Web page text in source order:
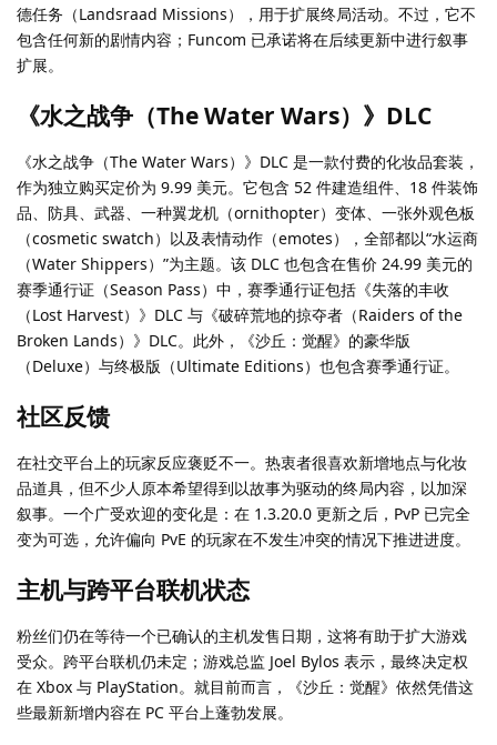
德任务（Landsraad Missions），用于扩展终局活动。不过，它不
包含任何新的剧情内容；Funcom 已承诺将在后续更新中进行叙事
扩展。
《水之战争（The Water Wars）》DLC
《水之战争（The Water Wars）》DLC 是一款付费的化妆品套装，
作为独立购买定价为 9.99 美元。它包含 52 件建造组件、18 件装饰
品、防具、武器、一种翼龙机（ornithopter）变体、一张外观色板
（cosmetic swatch）以及表情动作（emotes），全部都以“水运商
（Water Shippers）”为主题。该 DLC 也包含在售价 24.99 美元的
赛季通行证（Season Pass）中，赛季通行证包括《失落的丰收
（Lost Harvest）》DLC 与《破碎荒地的掠夺者（Raiders of the
Broken Lands）》DLC。此外，《沙丘：觉醒》的豪华版
（Deluxe）与终极版（Ultimate Editions）也包含赛季通行证。
社区反馈
在社交平台上的玩家反应褒贬不一。热衷者很喜欢新增地点与化妆
品道具，但不少人原本希望得到以故事为驱动的终局内容，以加深
叙事。一个广受欢迎的变化是：在 1.3.20.0 更新之后，PvP 已完全
变为可选，允许偏向 PvE 的玩家在不发生冲突的情况下推进进度。
主机与跨平台联机状态
粉丝们仍在等待一个已确认的主机发售日期，这将有助于扩大游戏
受众。跨平台联机仍未定；游戏总监 Joel Bylos 表示，最终决定权
在 Xbox 与 PlayStation。就目前而言，《沙丘：觉醒》依然凭借这
些最新新增内容在 PC 平台上蓬勃发展。